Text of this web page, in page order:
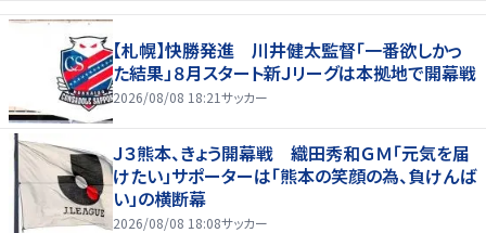
【札幌】快勝発進 川井健太監督「一番欲しかっ
た結果」８月スタート新Ｊリーグは本拠地で開幕戦
2026/08/08 18:21サッカー
Ｊ３熊本、きょう開幕戦 織田秀和ＧＭ「元気を届
けたい」サポーターは「熊本の笑顔の為、負けんば
い」の横断幕
2026/08/08 18:08サッカー